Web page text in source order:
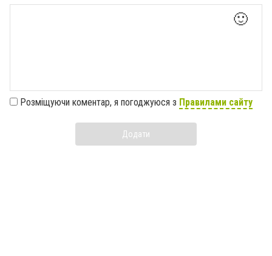
🙂
Розміщуючи коментар, я погоджуюся з Правилами сайту
Додати